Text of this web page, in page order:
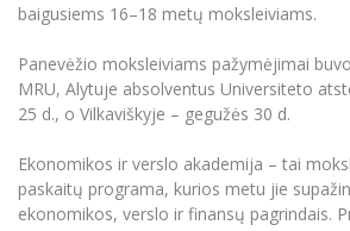
Universiteto teatras
MRU pop vokalinis
Novikas)
MRU merginų choras
Neformaliuoju ir (ar)
Studijų organizavimas
Erasmus+ mobilumas
Kitos galimybės
Partnerystės
Azijos centras
Vilniaus Karaliaus
Frankofoniškų šalių
Emocinė gerovė
Mokslo laboratorijos
Žmogaus, aplinkos ir
Doktorantūra
Projektai
Akademinė leidyba
Akademinė etika
Universiteto simbolika
Tinklalaidės
Bakalauro studijos
Magistrantūros studijos
Švietimo ir kultūros vadovų
Teisės LL.M.
baigusiems 16–18 metų moksleiviams.
Panevėžio moksleiviams pažymėjimai
MRU, Alytuje absolventus Universiteto
25 d., o Vilkaviškyje – gegužės 30 d.
Ekonomikos ir verslo akademija – tai
paskaitų programa, kurios metu jie
ekonomikos, verslo ir finansų pagrindais.